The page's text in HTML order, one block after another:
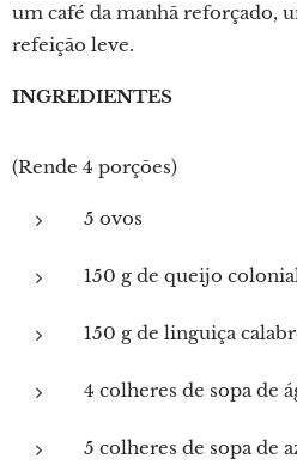
um café da manhã reforçado,
refeição leve.
INGREDIENTES
(Rende 4 porções)
5 ovos
150 g de queijo
150 g de linguiça
4 colheres de sopa de
5 colheres de sopa de